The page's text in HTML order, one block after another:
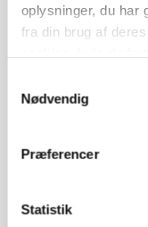
oplysninger, du har
fra din brug af
Nødvendig
Præferencer
Statistik
MARKED
Russisk